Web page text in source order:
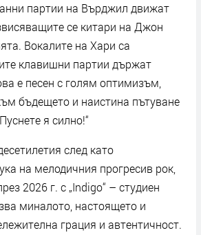
партии на Върджил движат
се китари на Джон
Вокалите на Хари са
клавишни партии държат
е песен с голям оптимизъм,
бъдещето и наистина пътуване
я силно!“
след като
на мелодичния прогресив рок,
2026 г. с „Indigo“ – студиен
миналото, настоящето и
грация и автентичност.